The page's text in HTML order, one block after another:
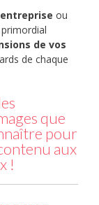
entreprise ou
de vos
de chaque
que
pour
aux
!